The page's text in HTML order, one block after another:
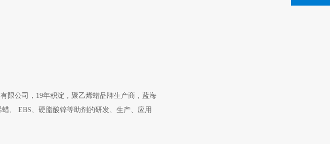
限公司，19年积淀，聚乙烯蜡品牌生产商，蓝海
、 EBS、硬脂酸锌等助剂的研发、生产、应用